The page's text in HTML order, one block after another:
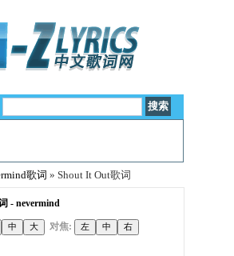
歌词 » Shout It Out歌词
- nevermind
对焦: